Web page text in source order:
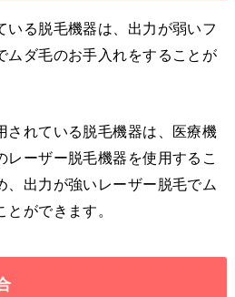
いる脱毛機器は、出力が弱いフ
ムダ毛のお手入れをすることが
されている脱毛機器は、医療機
レーザー脱毛機器を使用するこ
、出力が強いレーザー脱毛でム
ができます。